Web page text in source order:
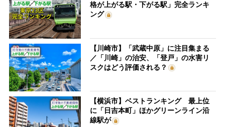
格が上がる駅・下がる駅」完全ランキ
ング
【川崎市】「武蔵中原」に注目集まる
／「川崎」の治安、「登戸」の水害リ
スクはどう評価される？
【横浜市】ベストランキング 最上位
に「日吉本町」ほかグリーンライン沿
線駅が